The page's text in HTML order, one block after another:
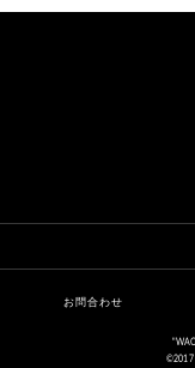
お問合わせ
©2017